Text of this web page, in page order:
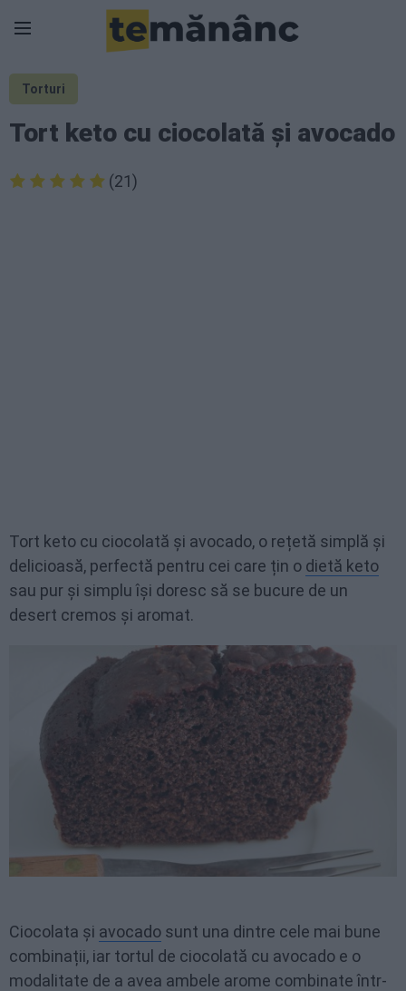
Torturi
Tort keto cu ciocolată și avocado
(21)
Tort keto cu ciocolată și avocado, o rețetă simplă și
delicioasă, perfectă pentru cei care țin o dietă keto
sau pur și simplu își doresc să se bucure de un
desert cremos și aromat.
Ciocolata și avocado sunt una dintre cele mai bune
combinații, iar tortul de ciocolată cu avocado e o
modalitate de a avea ambele arome combinate într-